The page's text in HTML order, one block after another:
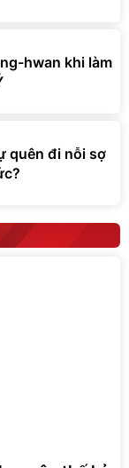
hwan khi làm
quên đi nỗi sợ